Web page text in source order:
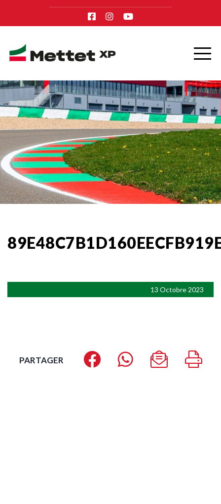
13 Octobre 2023
PARTAGER